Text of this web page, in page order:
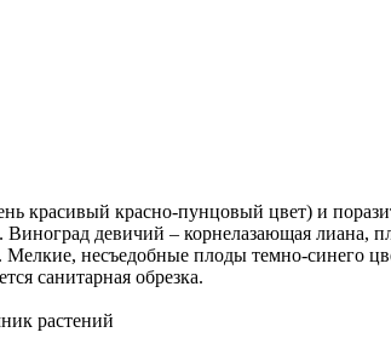
красивый красно-пунцовый цвет) и
девичий – корнелазающая лиана,
несъедобные плоды темно-синего
санитарная обрезка.
растений